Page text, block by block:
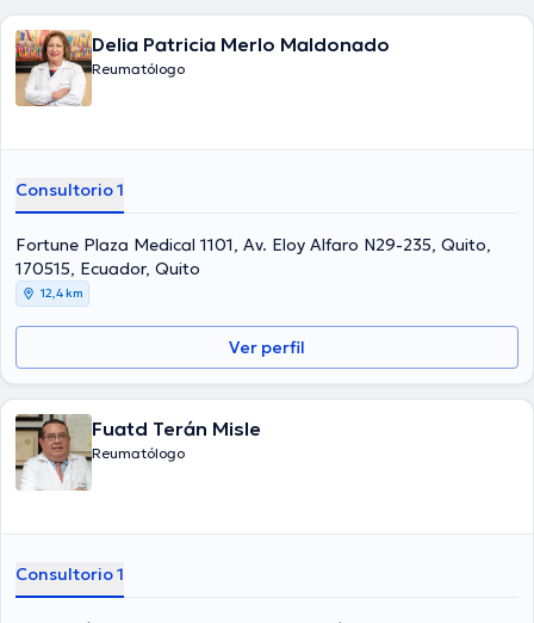
Delia Patricia Merlo Maldonado
Reumatólogo
Consultorio 1
Fortune Plaza Medical 1101, Av. Eloy Alfaro N29-235, Quito,
170515, Ecuador, Quito
12,4 km
Ver perfil
Fuatd Terán Misle
Reumatólogo
Consultorio 1